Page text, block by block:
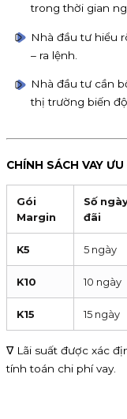
trong thời gian
Nhà đầu tư hiểu
– ra lệnh.
Nhà đầu tư cần
thị trường biến
CHÍNH SÁCH VAY
Gói
Margin
Số
đãi
K5 5 ngày
K10 10 ngày
K15 15 ngày
∇ Lãi suất được xác
tính toán chi phí vay.